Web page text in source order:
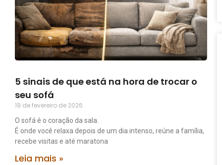
5 sinais de que está na hora de trocar o
seu sofá
19 de fevereiro de 2026
O sofá é o coração da sala.
É onde você relaxa depois de um dia intenso, reúne a família,
recebe visitas e até maratona
Leia mais »